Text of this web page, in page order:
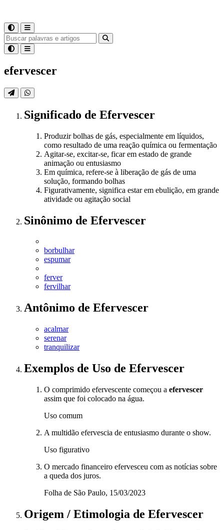
efervescer
Significado de Efervescer
Produzir bolhas de gás, especialmente em líquidos,
como resultado de uma reação química ou fermentação
Agitar-se, excitar-se, ficar em estado de grande
animação ou entusiasmo
Em química, refere-se à liberação de gás de uma
solução, formando bolhas
Figurativamente, significa estar em ebulição, em grande
atividade ou agitação social
Sinônimo de Efervescer
borbulhar
espumar
ferver
fervilhar
Antônimo de Efervescer
acalmar
serenar
tranquilizar
Exemplos de Uso de Efervescer
O comprimido efervescente começou a efervescer
assim que foi colocado na água.
Uso comum
A multidão efervescia de entusiasmo durante o show.
Uso figurativo
O mercado financeiro efervesceu com as notícias sobre
a queda dos juros.
Folha de São Paulo, 15/03/2023
Origem / Etimologia de Efervescer